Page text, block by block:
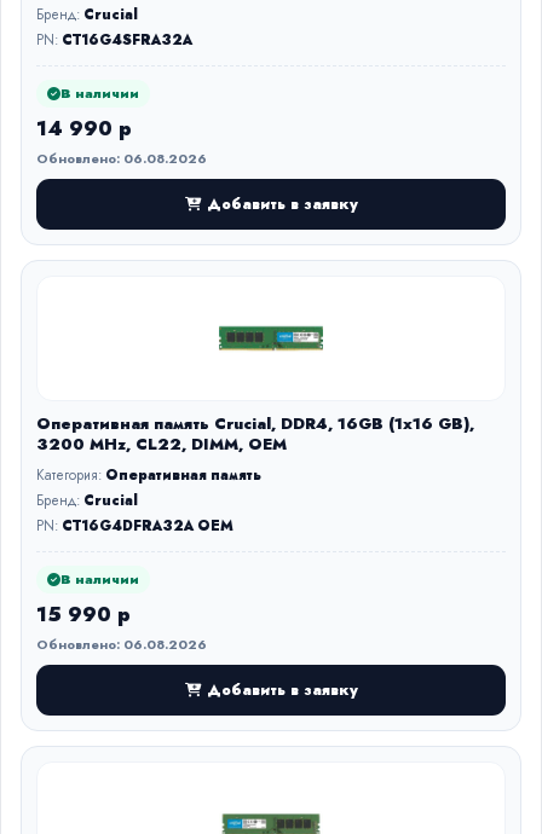
Бренд: Crucial
PN: CT16G4SFRA32A
В наличии
14 990 р
Обновлено: 06.08.2026
Добавить в заявку
Оперативная память Crucial, DDR4, 16GB (1x16 GB),
3200 MHz, CL22, DIMM, OEM
Категория: Оперативная память
Бренд: Crucial
PN: CT16G4DFRA32A OEM
В наличии
15 990 р
Обновлено: 06.08.2026
Добавить в заявку